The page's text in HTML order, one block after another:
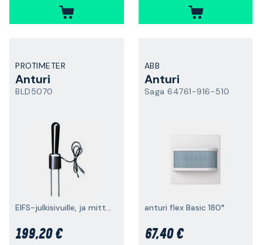
PROTIMETER
Anturi
BLD5070
EIFS-julkisivuille, ja mittauskärjet
199,20 €
ABB
Anturi
Saga 64761-916-510
anturi flex Basic 180°
67,40 €